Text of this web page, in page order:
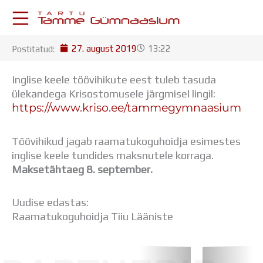
KESKKONNAD
Postkast
Drive
Tamme TV
Kooliraadio
Koorilaul
ÕPPETÖÖ
Aastaplaan
Õppekava
Postitatud: 27. august 2019 13:22
Inglise keele töövihikute eest tuleb tasuda
ülekandega Krisostomusele järgmisel lingil:
https://www.kriso.ee/tammegymnaasium
Töövihikud jagab raamatukoguhoidja esimestes
inglise keele tundides maksnutele korraga.
Maksetähtaeg 8. september.
Uudise edastas:
Raamatukoguhoidja Tiiu Lääniste